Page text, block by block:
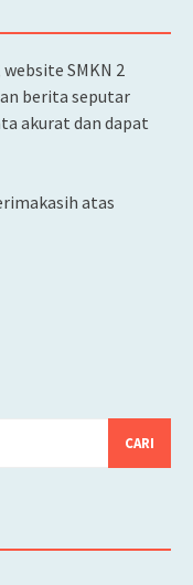
SMKN 2
berita seputar
akurat dan dapat
atas